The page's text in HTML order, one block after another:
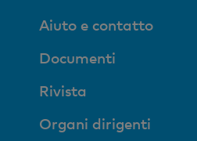
Aiuto e contatto
Documenti
Rivista
Organi dirigenti